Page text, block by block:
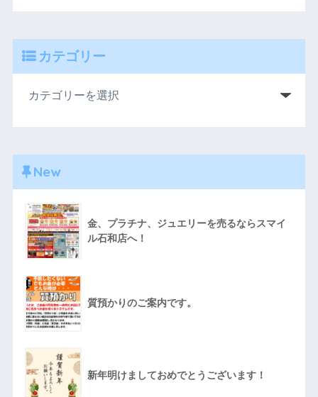
カテゴリー
New
金、プラチナ、ジュエリーを売るならスマイ
ル石和店へ！
質預かりのご案内です。
新年明けましておめでとうございます！